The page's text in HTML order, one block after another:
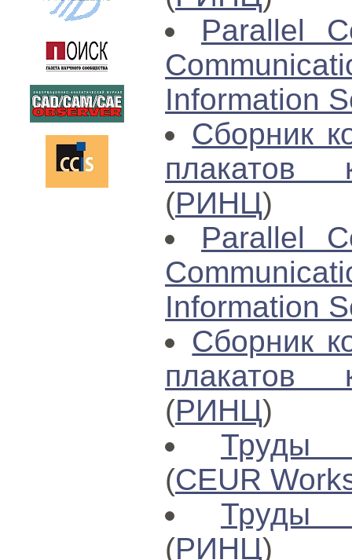
Parallel
Information
Сборник
плакатов
(РИНЦ)
Parallel
Information
Сборник
плакатов
(РИНЦ)
Труды
(CEUR
Труды
(РИНЦ)